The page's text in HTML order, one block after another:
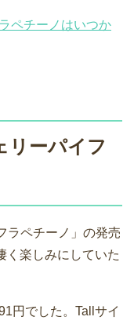
ペチーノはいつか
リーパイフ
ラペチーノ」の発売
く楽しみにしていた
円でした。Tallサイ